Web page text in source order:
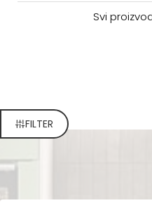
Svi
FILTER